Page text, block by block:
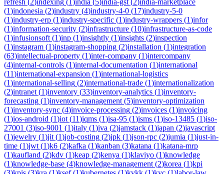
(1)indonesia (2)industry (4)industry-4-0 (17)industry-5-0
(1)industry-erp (1)industry-specific (1)industry-wrappers (1)infor
(1)information-security (2)infrastructure (10)infrastructure-as-code
(1)infusionsoft (1)inp (1)insightly (1)insights (2)inspection
(1)instagram (1)instagram-shopping (2)installation (1)integration
(63)intellectual-property (1)inter-company (1)intercompany
(4)internal-controls (1)internal-documentation (1)international
(11)international-expansion (1)international-logistics
(1)international-selling (2)international-trade (1)internationalization
(2)intranet (1)inventory (33)inventory-analytics (1)inventory-
forecasting (1)inventory-management (5)inventory-optimization
(1)inventory-sync (4)invoice-processing (2)invoices (1)invoicing
(1)ios-android (1)iot (11)iqms (1)isa-95 (1)isms (1)iso-13485 (1)iso-
27001 (3)iso-9001 (1)italy (1)iva (2)jamstack (1)japan (2)javascript
(1)jewelry (1)jit (1)job-costing (2)jpk (1)json-rpc (2)jumia (1)just-in-
time (1)jwt (1)k6 (2)kafka (1)kanban (3)katana (1)katana-mrp
(1)kaufland (2)kdv (1)keap (2)kenya (1)klaviyo (1)knowledge
(1)knowledge-base (4)knowledge-management (2)korea (1)kpi